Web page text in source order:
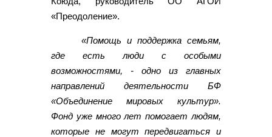
«Преодоление».
«Помощь и поддержка семьям,
где есть люди с особыми
возможностями, - одно из главных
направлений деятельности БФ
«Объединение мировых культур».
Фонд уже много лет помогает людям,
которые не могут передвигаться и